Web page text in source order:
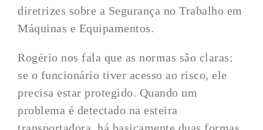
diretrizes sobre a Segurança no Trabalho em
Máquinas e Equipamentos.
Rogério nos fala que as normas são claras:
se o funcionário tiver acesso ao risco, ele
precisa estar protegido. Quando um
problema é detectado na esteira